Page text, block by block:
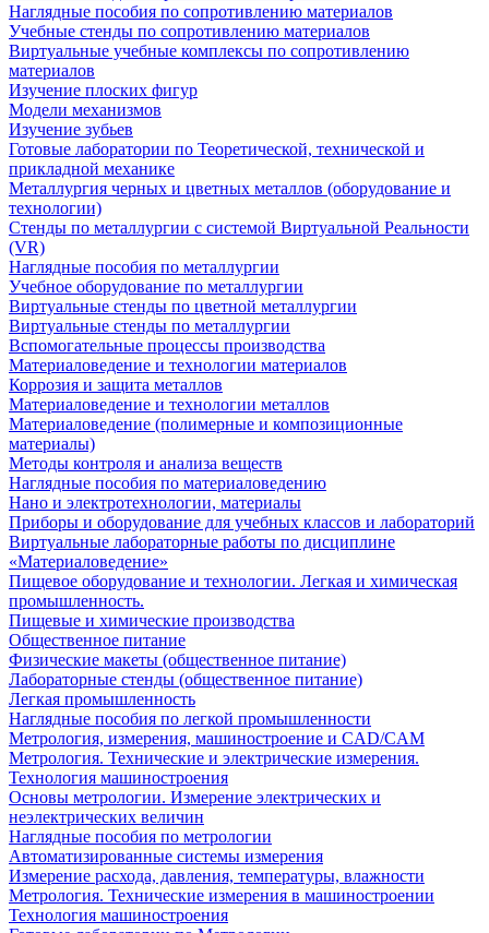
Наглядные пособия по сопротивлению материалов
Учебные стенды по сопротивлению материалов
Виртуальные учебные комплексы по сопротивлению
материалов
Изучение плоских фигур
Модели механизмов
Изучение зубьев
Готовые лаборатории по Теоретической, технической и
прикладной механике
Металлургия черных и цветных металлов (оборудование и
технологии)
Cтенды по металлургии с системой Виртуальной Реальности
(VR)
Наглядные пособия по металлургии
Учебное оборудование по металлургии
Виртуальные стенды по цветной металлургии
Виртуальные стенды по металлургии
Вспомогательные процессы производства
Материаловедение и технологии материалов
Коррозия и защита металлов
Материаловедение и технологии металлов
Материаловедение (полимерные и композиционные
материалы)
Методы контроля и анализа веществ
Наглядные пособия по материаловедению
Нано и электротехнологии, материалы
Приборы и оборудование для учебных классов и лабораторий
Виртуальные лабораторные работы по дисциплине
«Материаловедение»
Пищевое оборудование и технологии. Легкая и химическая
промышленность.
Пищевые и химические производства
Общественное питание
Физические макеты (общественное питание)
Лабораторные стенды (общественное питание)
Легкая промышленность
Наглядные пособия по легкой промышленности
Метрология, измерения, машиностроение и CAD/CAM
Метрология. Технические и электрические измерения.
Технология машиностроения
Основы метрологии. Измерение электрических и
неэлектрических величин
Наглядные пособия по метрологии
Автоматизированные системы измерения
Измерение расхода, давления, температуры, влажности
Метрология. Технические измерения в машиностроении
Технология машиностроения